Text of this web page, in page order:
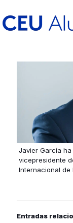
Javier García
vicepresidente
Internacional de
Entradas